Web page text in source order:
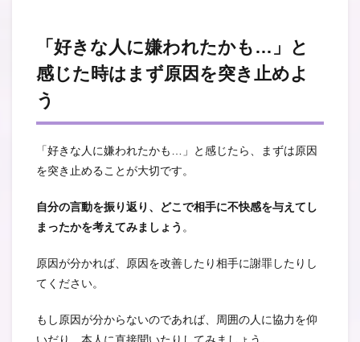
「好きな人に嫌われたかも…」と
感じた時はまず原因を突き止めよ
う
「好きな人に嫌われたかも…」と感じたら、まずは原因
を突き止めることが大切です。
自分の言動を振り返り、どこで相手に不快感を与えてし
まったかを考えてみましょう 。
原因が分かれば、原因を改善したり相手に謝罪したりし
てください。
もし原因が分からないのであれば、周囲の人に協力を仰
いだり、本人に直接聞いたりしてみましょう。